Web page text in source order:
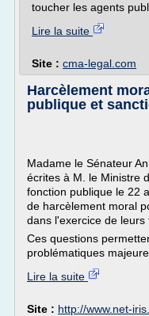
toucher les agents
Lire la suite
Site : cma-legal.com
Harcèlement
publique et
Madame le Sénateur
écrites à M. le Ministre
fonction publique le 22
de harcèlement moral
dans l'exercice de leurs
Ces questions
problématiques
Lire la suite
Site : http://www.net-